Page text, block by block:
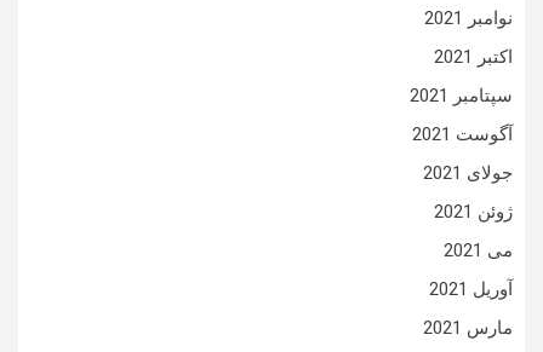
نوامبر 2021
اکتبر 2021
سپتامبر 2021
آگوست 2021
جولای 2021
ژوئن 2021
می 2021
آوریل 2021
مارس 2021